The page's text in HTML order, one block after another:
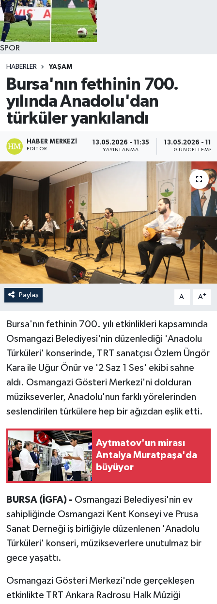
SPOR
HABERLER YAŞAM
Bursa'nın fethinin 700.
yılında Anadolu'dan
türküler yankılandı
HABER MERKEZI
EDITÖR
13.05.2026 - 11:35
YAYINLANMA
13.05.2026 -
GÜNCELLEME
Paylaş A- A+
Bursa'nın fethinin 700. yılı etkinlikleri kapsamında
Osmangazi Belediyesi'nin düzenlediği 'Anadolu
Türküleri' konserinde, TRT sanatçısı Özlem Üngör
Kara ile Uğur Önür ve '2 Saz 1 Ses' ekibi sahne
aldı. Osmangazi Gösteri Merkezi'ni dolduran
müzikseverler, Anadolu'nun farklı yörelerinden
seslendirilen türkülere hep bir ağızdan eşlik etti.
Aytmatov'un mirası
Antalya Muratpaşa'da
büyüyor
BURSA (İGFA) - Osmangazi Belediyesi'nin ev
sahipliğinde Osmangazi Kent Konseyi ve Prusa
Sanat Derneği iş birliğiyle düzenlenen 'Anadolu
Türküleri' konseri, müzikseverlere unutulmaz bir
gece yaşattı.
Osmangazi Gösteri Merkezi'nde gerçekleşen
etkinlikte TRT Ankara Radrosu Halk Müziği